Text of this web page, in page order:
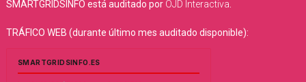
SMARTGRIDSINFO está auditado por OJD Interactiva
TRÁFICO WEB (durante último mes auditado disponible):